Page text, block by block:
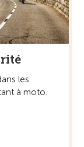
les
à moto.